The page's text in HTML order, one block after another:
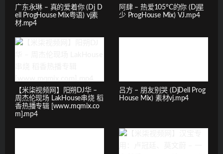
广东永琳 – 真的爱着你 (Dj D
ell ProgHouse Mix粤语) vj素
材.mp4
阿肆 – 热爱105°C的你 (Dj星
少 ProgHouse Mix) VJ.mp4
【米柒视频网】阳朔DJ华 –
周杰伦现场 LakHouse串烧 稻
香热播专辑 [www.mqmix.co
m].mp4
吕方 – 朋友别哭 (DjDell Prog
House Mix) 素材vj.mp4